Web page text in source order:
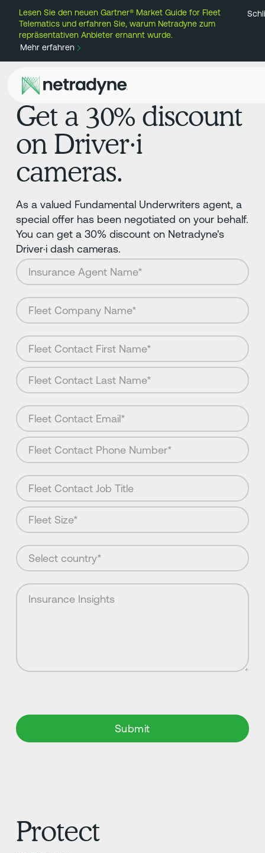
Lesen Sie den neuen Gartner® Market Guide for Fleet
Telematics und erfahren Sie, warum Netradyne zum
repräsentativen Anbieter ernannt wurde.
Mehr erfahren
Get a 30% discount
on Driver·i
cameras.
As a valued Fundamental Underwriters agent, a
special offer has been negotiated on your behalf.
You can get a 30% discount on Netradyne's
Driver·i dash cameras.
Protect